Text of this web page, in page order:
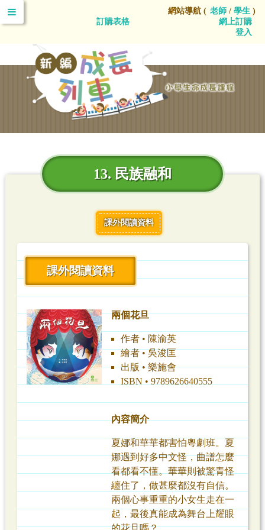
網站導航 ( 老師 / 學生 )
訂購表格
網上訂購
登入
13. 民族融和
課外閱讀資料
課外閱讀資料
兩個花旦
作者 • 陳渝英
繪者 • 吳浚匡
出版 • 樂施會
ISBN • 9789626640555
內容簡介
夏娜和華華都害怕粵劇班。夏
娜遇到好多中文怪，曲譜怎麼
看都看不懂。華華則被驚青怪
纏住了，做甚麼都沒有自信。
兩個心事重重的小女生走在一
起，最後真能成為舞台上耀眼